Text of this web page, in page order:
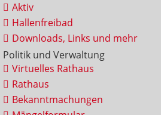
Aktiv
Hallenfreibad
Downloads, Links und mehr
Politik und Verwaltung
Virtuelles Rathaus
Rathaus
Bekanntmachungen